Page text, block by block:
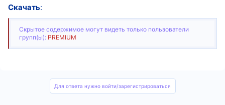
Скачать:
Скрытое содержимое могут видеть только пользователи
групп(ы): PREMIUM
Для ответа нужно войти/зарегистрироваться